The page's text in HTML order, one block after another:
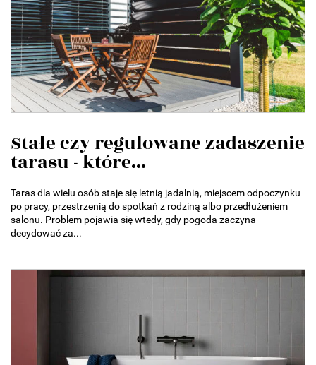
Stałe czy regulowane zadaszenie
tarasu - które...
Taras dla wielu osób staje się letnią jadalnią, miejscem odpoczynku
po pracy, przestrzenią do spotkań z rodziną albo przedłużeniem
salonu. Problem pojawia się wtedy, gdy pogoda zaczyna
decydować za...